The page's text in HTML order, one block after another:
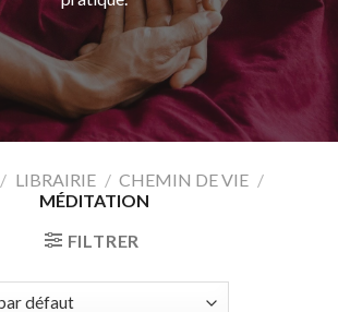
/ LIBRAIRIE / CHEMIN DE VIE /
MÉDITATION
FILTRER